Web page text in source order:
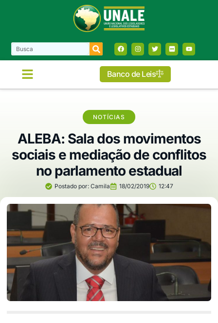
Banco de Leis
NOTÍCIAS
ALEBA: Sala dos movimentos
sociais e mediação de conflitos
no parlamento estadual
Postado por:Camila 18/02/2019 12:47